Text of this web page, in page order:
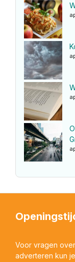
Voor vragen
adverteren kun